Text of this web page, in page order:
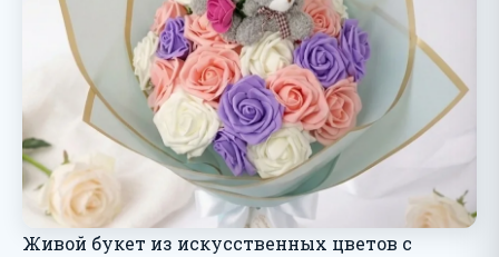
Живой букет из искусственных цветов с